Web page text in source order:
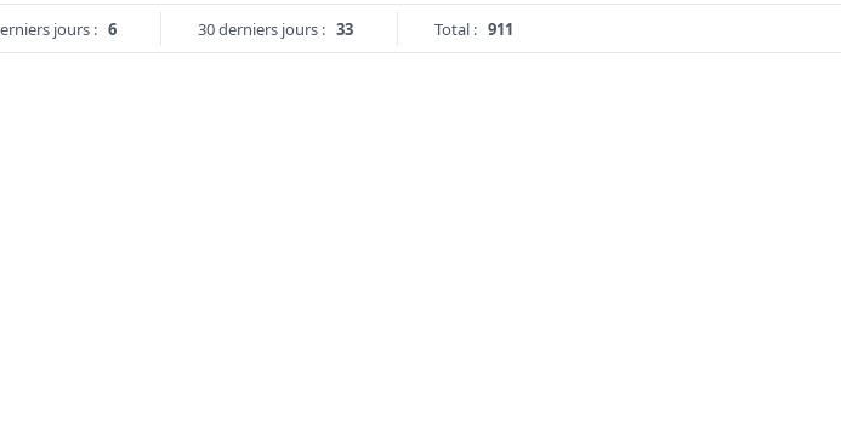
jours : 6 30 derniers jours : 33 Total : 911